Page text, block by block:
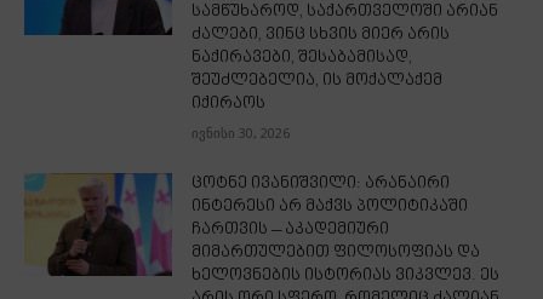
სამწუხაროდ, საქართველოში არიან
ძალები, ვინც სხვის მიერ არის
ნაქირავები, შესაბამისად,
შეუძლებელია, ის მოქალაქემ
იქირაოს
ივნისი 30, 2026
ცოტნე ივანიშვილი: არანაირი
ინტერესი არ მაქვს პოლიტიკაში
ჩართვის – აკადემიური
მიმართულებით ფილოსოფიას და
ხელოვნების ისტორიას ვიკვლევ. ეს